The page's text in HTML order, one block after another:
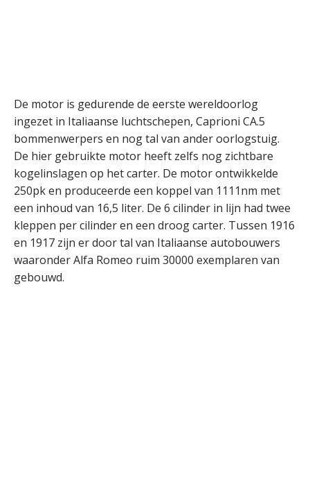
De motor is gedurende de eerste wereldoorlog
ingezet in Italiaanse luchtschepen, Caprioni CA.5
bommenwerpers en nog tal van ander oorlogstuig.
De hier gebruikte motor heeft zelfs nog zichtbare
kogelinslagen op het carter. De motor ontwikkelde
250pk en produceerde een koppel van 1111nm met
een inhoud van 16,5 liter. De 6 cilinder in lijn had twee
kleppen per cilinder en een droog carter. Tussen 1916
en 1917 zijn er door tal van Italiaanse autobouwers
waaronder Alfa Romeo ruim 30000 exemplaren van
gebouwd.